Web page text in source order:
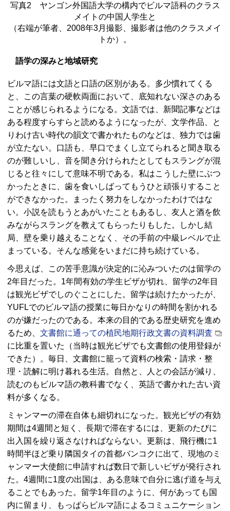
写真2 ヤンゴン外国語大学の構内でビルマ語科のクラス
メイトの中国人学生と
（右端が筆者、2008年3月撮影、撮影者は他のクラスメイ
トか）。
語学の深みと地域研究
ビルマ語には文語と口語の区別がある。多少慣れてくる
と、この言葉の硬軟両面において、底知れない深さのある
ことが感じられるようになる。文語では、新聞記事などは
ある程度すらすらと読めるようになったが、文学作品、と
りわけ古い時代の韻文で書かれたものなどは、独力では歯
が立たない。口語も、早口でまくし立てられると聞き取る
のが難しいし、音を聞き分けられたとしてもスラングが混
じると往々にして意味不明である。私はこうした壁にぶつ
かったときに、歯を食いしばってもうひと頑張りすること
ができなかった。まったく努力をしなかったわけではな
い。小説を読もうとあがいたこともあるし、友人と酒を飲
みながらスラングを教えてもらったりもした。しかし結
局、壁を乗り越えることなく、その手前の中級レベルで止
まっている。そんな感覚をいまだに持ち続けている。
今思えば、この苦手意識が決定的に沁みついたのは留学の
2年目だった。1年間有効の学生ビザが切れ、留学の2年目
は観光ビザでしのぐことにした。留学は続けたかったが、
YUFLでのビルマ語の授業に毎日かなりの時間を割かれる
のが嫌だったのである。本来の目的である歴史研究を進め
るため、 文書館に通っての植民地期行政文書の資料調査
に比重を置いた（当時は観光ビザでも文書館の使用登録が
できた）。毎日、文書館に籠って資料の検索・請求・整
理・読解に明け暮れる生活。自然と、人との会話が減り、
読むのもビルマ語の教科書でなく、英語で書かれた古い資
料が多くなる。
ミャンマーの滞在自体も細切れになった。観光ビザの有効
期間は4週間と短く、長期で滞在するには、更新のたびに
出入国を繰り返さなければならない。更新は、飛行機に1
時間半ほど乗り隣国タイの首都バンコクに出て、現地のミ
ャンマー大使館に申請すれば数日で新しいビザが発行され
た。4週間に1度の出国は、ある意味で自分に逃げ道を与え
ることでもあった。留学1年目のように、何があっても国
内に留まり、もっぱらビルマ語によるコミュニケーション